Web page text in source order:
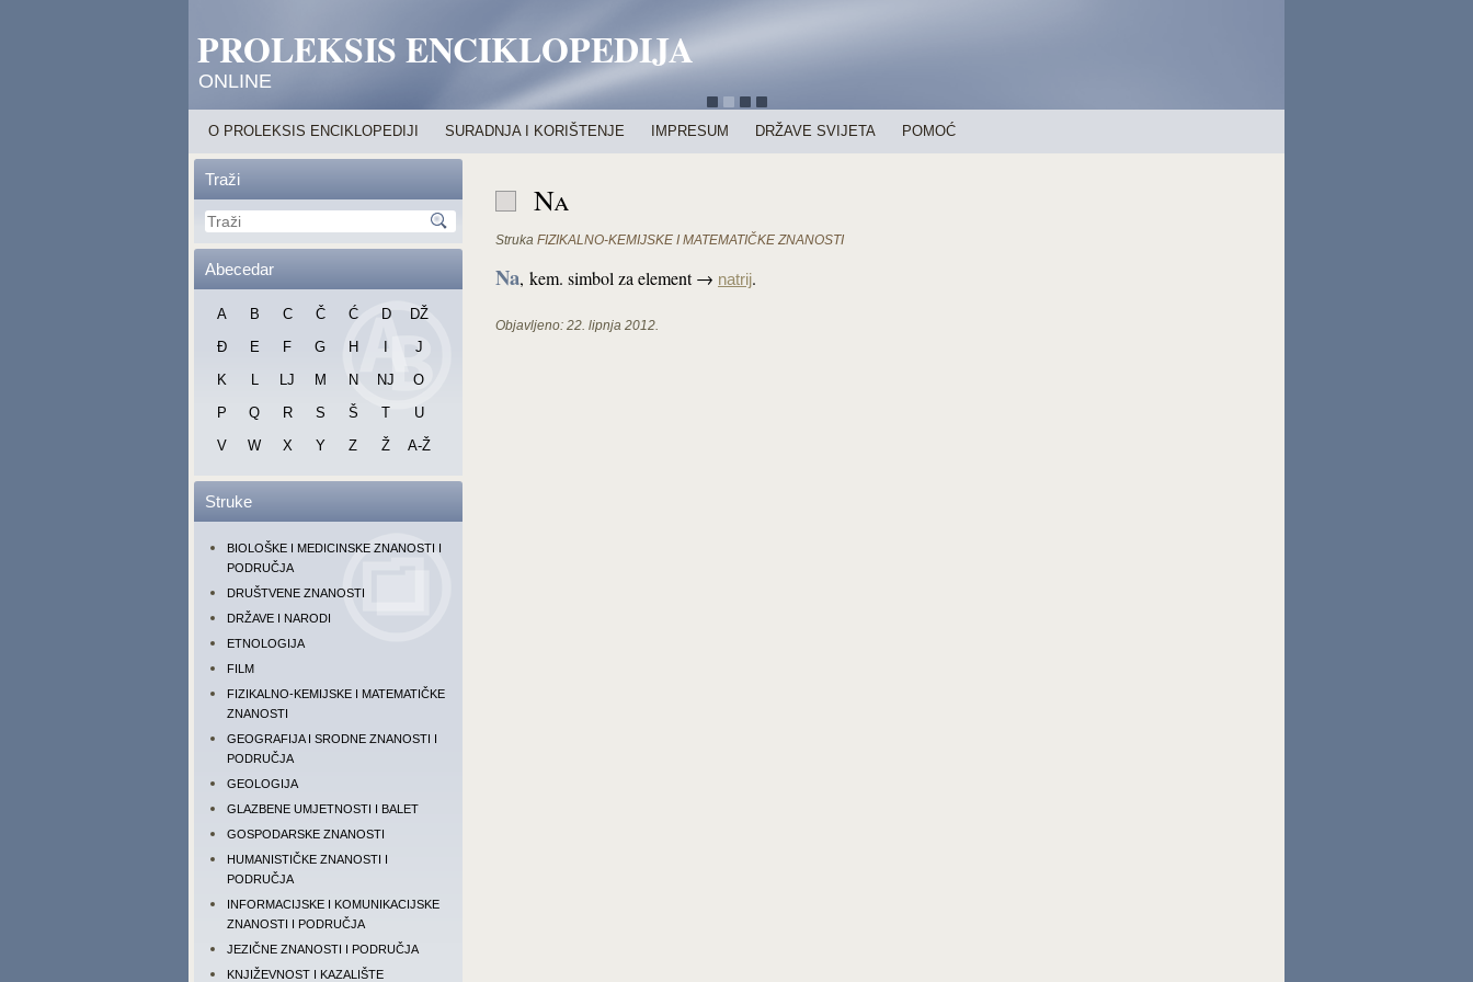
PROLEKSIS ENCIKLOPEDIJA
ONLINE
O PROLEKSIS ENCIKLOPEDIJI SURADNJA I KORIŠTENJE IMPRESUM DRŽAVE SVIJETA POMOĆ
Traži
Abecedar
A B C Č Ć D
DŽ
Đ
E F G H
J
K
L LJ M N NJ
O
P
Q R S Š T
U
V
W X Y Z Ž A-Ž
Struke
BIOLOŠKE I MEDICINSKE ZNANOSTI I
PODRUČJA
DRUŠTVENE ZNANOSTI
DRŽAVE I NARODI
ETNOLOGIJA
FILM
FIZIKALNO-KEMIJSKE I MATEMATIČKE
ZNANOSTI
GEOGRAFIJA I SRODNE ZNANOSTI I
PODRUČJA
GEOLOGIJA
GLAZBENE UMJETNOSTI I BALET
GOSPODARSKE ZNANOSTI
HUMANISTIČKE ZNANOSTI I
PODRUČJA
INFORMACIJSKE I KOMUNIKACIJSKE
ZNANOSTI I PODRUČJA
JEZIČNE ZNANOSTI I PODRUČJA
KNJIŽEVNOST I KAZALIŠTE
Na
Struka FIZIKALNO-KEMIJSKE I MATEMATIČKE ZNANOSTI
Na, kem. simbol za element → natrij.
Objavljeno: 22. lipnja 2012.